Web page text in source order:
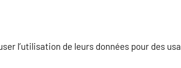
l’utilisation de leurs données pour des